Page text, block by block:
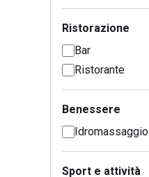
Ristorazione
Bar
Ristorante
Benessere
Idromassaggio
Sport e attività